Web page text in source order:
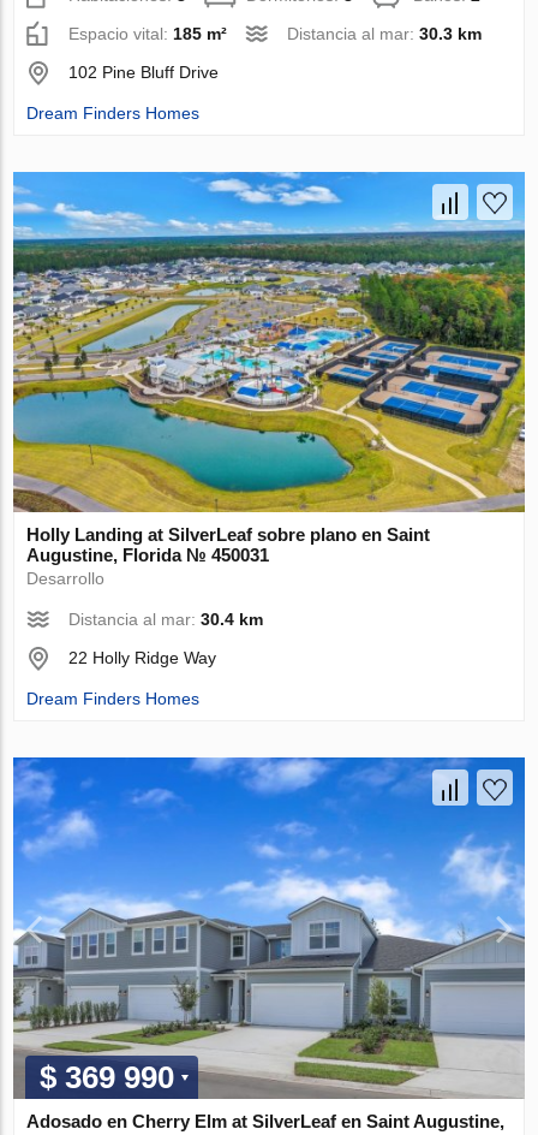
Espacio vital: 185 m² Distancia al mar:30.3 km
102 Pine Bluff Drive
Dream Finders Homes
Holly Landing at SilverLeaf sobre plano en Saint
Augustine, Florida № 450031
Desarrollo
Distancia al mar:30.4 km
22 Holly Ridge Way
Dream Finders Homes
$ 369 990
Adosado en Cherry Elm at SilverLeaf en Saint Augustine,